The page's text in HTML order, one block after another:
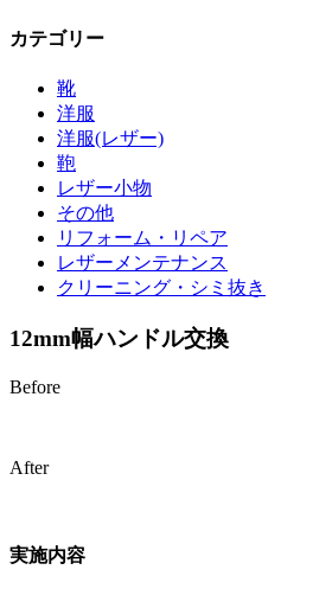
カテゴリー
靴
洋服
洋服(レザー)
鞄
レザー小物
その他
リフォーム・リペア
レザーメンテナンス
クリーニング・シミ抜き
12mm幅ハンドル交換
Before
After
実施内容